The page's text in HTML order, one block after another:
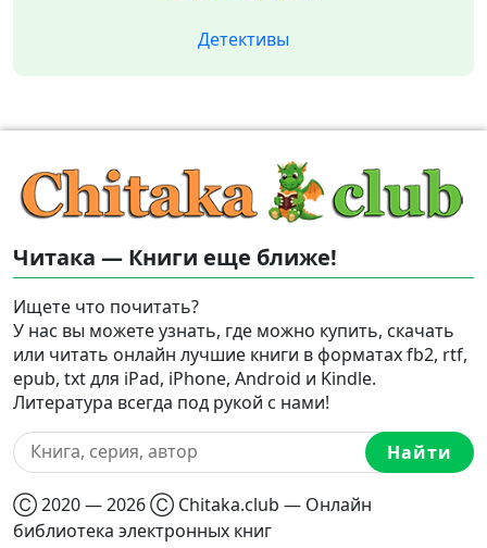
Детективы
Читака — Книги еще ближе!
Ищете что почитать?
У нас вы можете узнать, где можно купить, скачать
или читать онлайн лучшие книги в форматах fb2, rtf,
epub, txt для iPad, iPhone, Android и Kindle.
Литература всегда под рукой с нами!
Найти
Ⓒ 2020 — 2026 Ⓒ Chitaka.club — Онлайн
библиотека электронных книг